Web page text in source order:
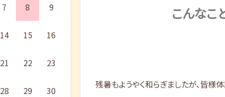
こんなこ
残暑もようやく和らぎましたが、皆様
7 8 9
14 15 16
21 22 23
28 29 30